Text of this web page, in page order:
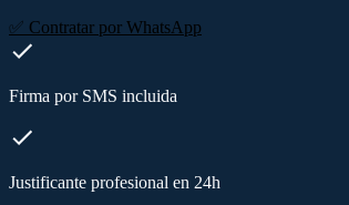
✅ Contratar por WhatsApp
Firma por SMS incluida
Justificante profesional en 24h